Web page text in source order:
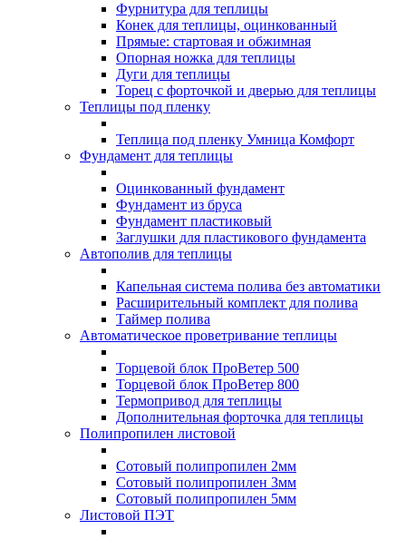
Фурнитура для теплицы
Конек для теплицы, оцинкованный
Прямые: стартовая и обжимная
Опорная ножка для теплицы
Дуги для теплицы
Торец с форточкой и дверью для теплицы
Теплицы под пленку
Теплица под пленку Умница Комфорт
Фундамент для теплицы
Оцинкованный фундамент
Фундамент из бруса
Фундамент пластиковый
Заглушки для пластикового фундамента
Автополив для теплицы
Капельная система полива без автоматики
Расширительный комплект для полива
Таймер полива
Автоматическое проветривание теплицы
Торцевой блок ПроВетер 500
Торцевой блок ПроВетер 800
Термопривод для теплицы
Дополнительная форточка для теплицы
Полипропилен листовой
Сотовый полипропилен 2мм
Сотовый полипропилен 3мм
Сотовый полипропилен 5мм
Листовой ПЭТ